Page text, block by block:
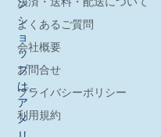
ン
シ
ョ
ッ
プ
は、
ア
メ
よくあるご質問
会社概要
お問合せ
プライバシーポリシー
利用規約